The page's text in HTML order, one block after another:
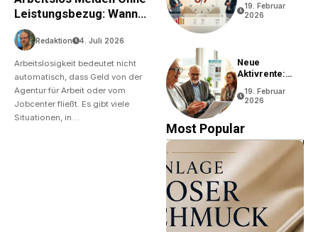
Leistungsbezug: Wann
Ist Das Sinnvoll?
Redaktion 4. Juli 2026
Arbeitslosigkeit bedeutet nicht
automatisch, dass Geld von der
Agentur für Arbeit oder vom
Jobcenter fließt. Es gibt viele
Situationen, in…
Können
19. Februar
2026
Neue
Aktivrente:
Bedingungen
19. Februar
2026
Most Popular